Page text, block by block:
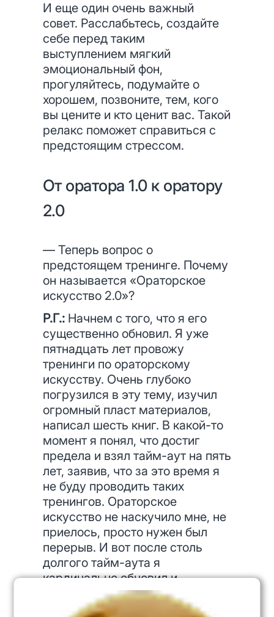
И еще один очень важный
совет. Расслабьтесь, создайте
себе перед таким
выступлением мягкий
эмоциональный фон,
прогуляйтесь, подумайте о
хорошем, позвоните, тем, кого
вы цените и кто ценит вас. Такой
релакс поможет справиться с
предстоящим стрессом.
От оратора 1.0 к оратору
2.0
— Теперь вопрос о
предстоящем тренинге. Почему
он называется «Ораторское
искусство 2.0»?
Р.Г.: Начнем с того, что я его
существенно обновил. Я уже
пятнадцать лет провожу
тренинги по ораторскому
искусству. Очень глубоко
погрузился в эту тему, изучил
огромный пласт материалов,
написал шесть книг. В какой-то
момент я понял, что достиг
предела и взял тайм-аут на пять
лет, заявив, что за это время я
не буду проводить таких
тренингов. Ораторское
искусство не наскучило мне, не
приелось, просто нужен был
перерыв. И вот после столь
долгого тайм-аута я
кардинально обновил и
актуализировал материал своих
тренингов.